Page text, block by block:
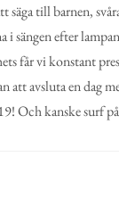
till barnen,
i sängen efter
får vi konstant
avsluta en dag
Och kanske surf